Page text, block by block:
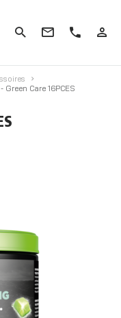
Green Care 16PCES